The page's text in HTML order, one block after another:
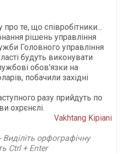
те, що співробітники...
рішень управління
Головного управління
будуть виконувати
обов'язки на
побачили західні
разу прийдуть по
охрєнєлі.
Vakhtang Kipiani
орфографічну
Ctrl + Enter